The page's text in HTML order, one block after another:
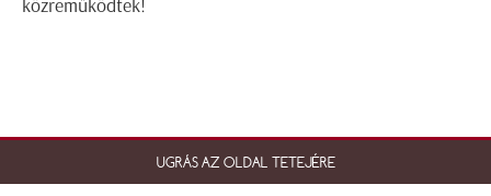
közreműködtek!
UGRÁS AZ OLDAL TETEJÉRE